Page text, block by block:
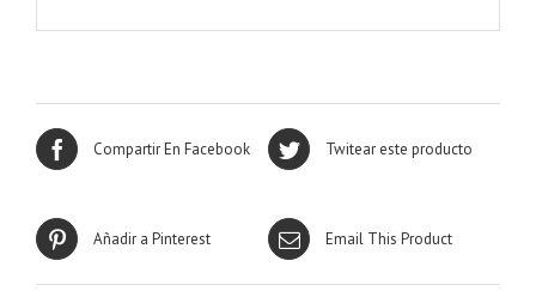
Compartir En Facebook Twitear este producto
Añadir a Pinterest Email This Product